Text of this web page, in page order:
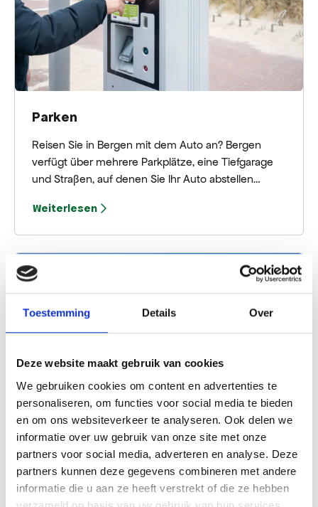
Toestemming Details Over
Deze website maakt gebruik van cookies
We gebruiken cookies om content en advertenties te
personaliseren, om functies voor social media te bieden
en om ons websiteverkeer te analyseren. Ook delen we
informatie over uw gebruik van onze site met onze
partners voor social media, adverteren en analyse. Deze
partners kunnen deze gegevens combineren met andere
informatie die u aan ze heeft verstrekt of die ze hebben
Parken
Reisen Sie in Bergen mit dem Auto an? Bergen
verfügt über mehrere Parkplätze, eine Tiefgarage
und Straßen, auf denen Sie Ihr Auto abstellen
Parken gebührenpflichtig.
Weiterlesen
Strand
Bergen aan Zee verfügt über einen schönen, etwa
drei Kilometer langen Strand. Dieser liegt mitten in
der Natur, mit den Dünen von Schoorl im Norden